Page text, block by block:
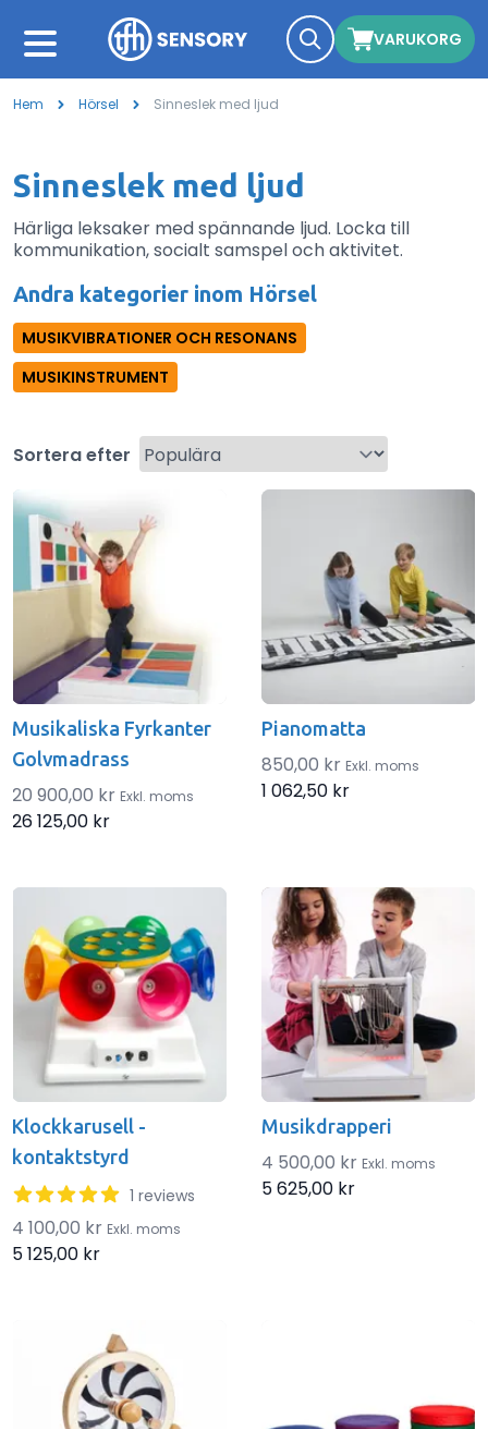
VARUKORG
Hem Hörsel Sinneslek med ljud
Sinneslek med ljud
Härliga leksaker med spännande ljud. Locka till
kommunikation, socialt samspel och aktivitet.
Andra kategorier inom Hörsel
MUSIKVIBRATIONER OCH RESONANS
MUSIKINSTRUMENT
Sortera efter
Products
Musikaliska Fyrkanter
Golvmadrass
20 900,00 kr Exkl. moms
26 125,00 kr
Pianomatta
850,00 kr Exkl. moms
1 062,50 kr
Klockkarusell -
kontaktstyrd
5 out of 5 stars1 reviews
4 100,00 kr Exkl. moms
5 125,00 kr
Musikdrapperi
4 500,00 kr Exkl. moms
5 625,00 kr